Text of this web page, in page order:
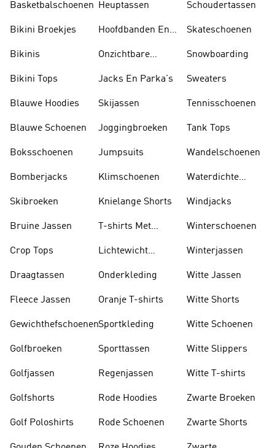
Basketbalschoenen
Bikini Broekjes
Bikinis
Bikini Tops
Blauwe Hoodies
Blauwe Schoenen
Boksschoenen
Bomberjacks
Skibroeken
Bruine Jassen
Crop Tops
Draagtassen
Fleece Jassen
Gewichthefschoenen
Golfbroeken
Golfjassen
Golfshorts
Golf Poloshirts
Heuptassen
Hoofdbanden En
Onzichtbare
Jacks En Parka's
Skijassen
Joggingbroeken
Jumpsuits
Klimschoenen
Knielange Shorts
T-shirts Met
Lichtewicht
Onderkleding
Oranje T-shirts
Sportkleding
Sporttassen
Regenjassen
Rode Hoodies
Rode Schoenen
Schoudertassen
Skateschoenen
Snowboarding
Sweaters
Tennisschoenen
Tank Tops
Wandelschoenen
Waterdichte
Windjacks
Winterschoenen
Winterjassen
Witte Jassen
Witte Shorts
Witte Schoenen
Witte Slippers
Witte T-shirts
Zwarte Broeken
Zwarte Shorts